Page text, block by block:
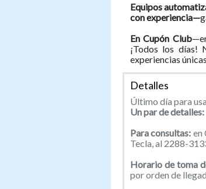
Equipos
con experiencia—
En Cupón Club
¡Todos los días!
experiencias
Detalles
Último día para
Un par de detalles:
Para consultas: en
Tecla, al 2288-
Horario de toma
por orden de